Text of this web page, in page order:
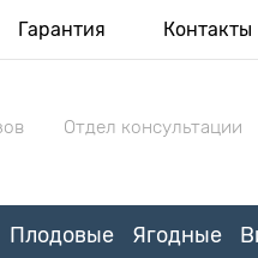
Гарантия Контакты
Отдел консультации
Плодовые Ягодные